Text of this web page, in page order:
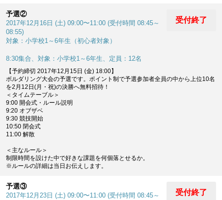
予選②
2017年12月16日 (土) 09:00〜11:00 (受付時間 08:45～
08:55)
対象：小学校1～6年生（初心者対象）
8:30集合、対象：小学校1～6年生、定員：12名
受付終了
【予約締切 2017年12月15日 (金) 18:00】
ボルダリング大会の予選です。ポイント制で予選参加者全員の中から上位10名
を2月12日(月・祝)の決勝へ無料招待！
＜タイムテーブル＞
9:00 開会式・ルール説明
9:20 オブザベ
9:30 競技開始
10:50 閉会式
11:00 解散
＜主なルール＞
制限時間を設けた中で好きな課題を何個落とせるか。
※ルールの詳細は当日お伝えします。
予選③
2017年12月23日 (土) 09:00〜11:00 (受付時間 08:45～
受付終了